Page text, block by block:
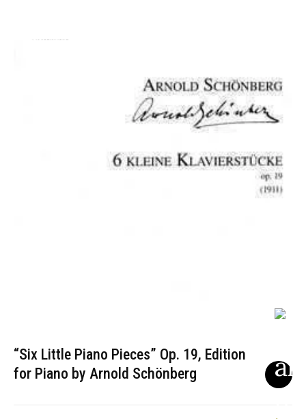
“Six Little Piano Pieces” Op. 19, Edition
for Piano by Arnold Schönberg